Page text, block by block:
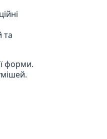
та
форми.